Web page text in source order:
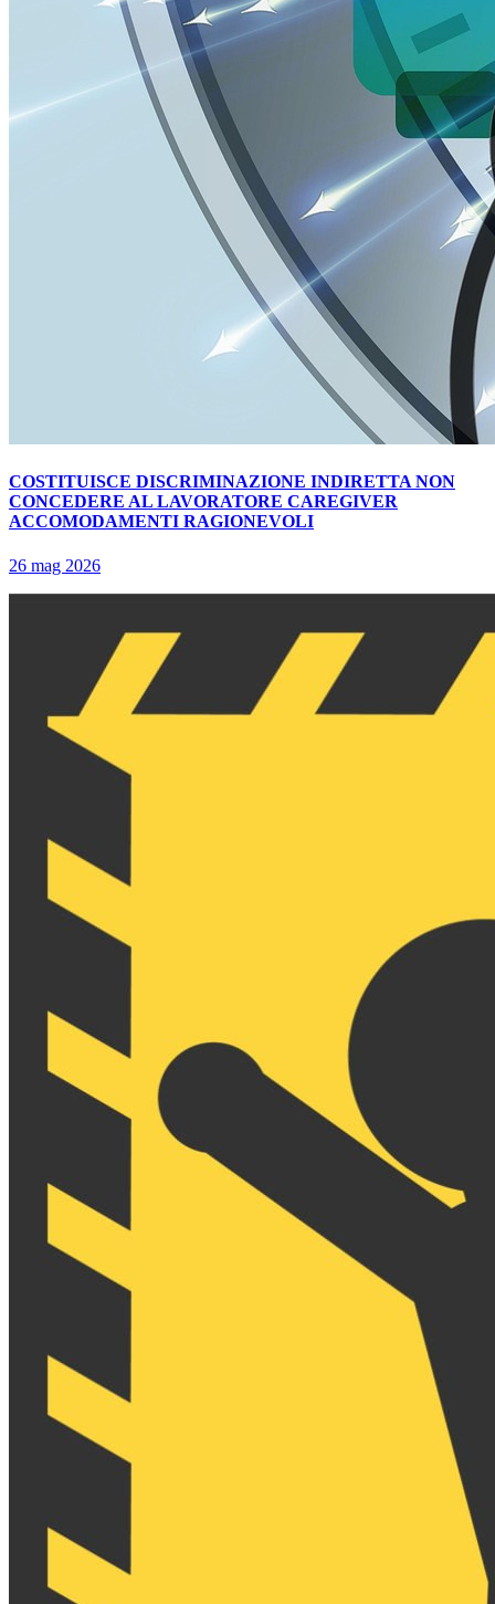
COSTITUISCE DISCRIMINAZIONE INDIRETTA NON
CONCEDERE AL LAVORATORE CAREGIVER
ACCOMODAMENTI RAGIONEVOLI
26 mag 2026